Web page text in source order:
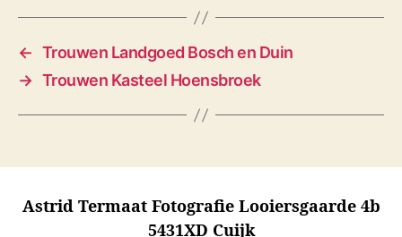
← Trouwen Landgoed Bosch en Duin
→ Trouwen Kasteel Hoensbroek
Astrid Termaat Fotografie Looiersgaarde 4b
5431XD Cuijk